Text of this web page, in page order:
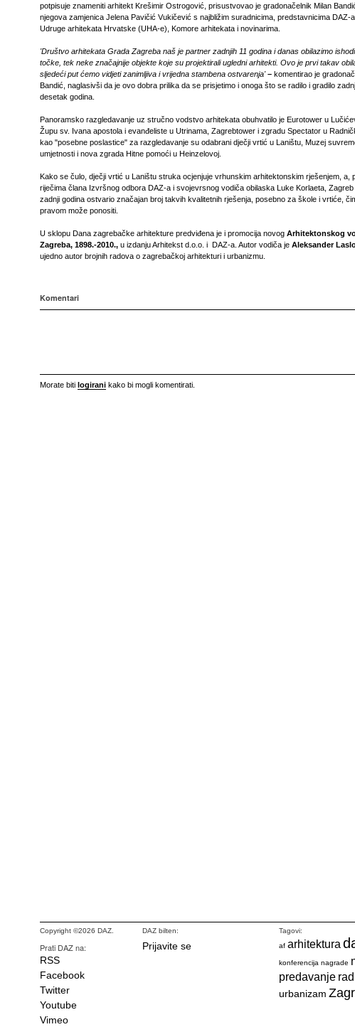
potpisuje znameniti arhitekt Krešimir Ostrogović, prisustvovao je gradonačelnik Milan
njegova zamjenica Jelena Pavičić Vukičević s najbližim suradnicima, predstavnicima DAZ-a,
Udruge arhitekata Hrvatske (UHA-e), Komore arhitekata i novinarima.
'Društvo arhitekata Grada Zagreba naš je partner zadnjih 11 godina i danas obilazimo
točke, tek neke značajnije objekte koje su projektirali ugledni arhitekti. Ovo je prvi takav
sljedeći put ćemo vidjeti zanimljiva i vrijedna stambena ostvarenja'– komentirao je
Bandić, naglasivši da je ovo dobra prilika da se prisjetimo i onoga što se radilo i gradilo
desetak godina.
Panoramsko razgledavanje uz stručno vodstvo arhitekata obuhvatilo je Eurotower u
Župu sv. Ivana apostola i evanđeliste u Utrinama, Zagrebtower i zgradu Spectator u
kao "posebne poslastice" za razgledavanje su odabrani dječji vrtić u Laništu, Muzej
umjetnosti i nova zgrada Hitne pomoći u Heinzelovoj.
Kako se čulo, dječji vrtić u Laništu struka ocjenjuje vrhunskim arhitektonskim rješenjem, a,
riječima člana Izvršnog odbora DAZ-a i svojevrsnog vodiča obilaska Luke Korlaeta, Zagreb
zadnji godina ostvario značajan broj takvih kvalitetnih rješenja, posebno za škole i vrtiće,
pravom može ponositi.
U sklopu Dana zagrebačke arhitekture predviđena je i promocija novog Arhitektonskog
Zagreba, 1898.-2010., u izdanju Arhitekst d.o.o. i DAZ-a. Autor vodiča je Aleksander
ujedno autor brojnih radova o zagrebačkoj arhitekturi i urbanizmu.
Komentari
Morate biti logirani kako bi mogli komentirati.
Copyright ©2026 DAZ.
Prati DAZ na:
RSS
Facebook
Twitter
Youtube
Vimeo
DAZ bilten:
Prijavite se
Tagovi:
af arhitektura
konferencija nagrade
predavanje
urbanizam